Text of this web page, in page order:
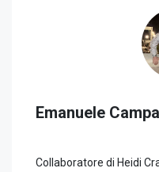
Emanuele
Collaboratore di Heidi